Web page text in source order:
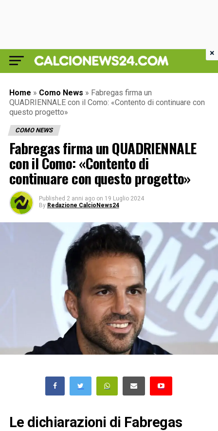
Home » Como News » Fabregas firma un
QUADRIENNALE con il Como: «Contento di continuare con
questo progetto»
COMO NEWS
Fabregas firma un QUADRIENNALE
con il Como: «Contento di
continuare con questo progetto»
Published 2 anni ago on 19 Luglio 2024
By Redazione CalcioNews24
Le dichiarazioni di Fabregas
×